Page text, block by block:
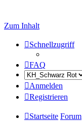
Zum Inhalt
Schnellzugriff
FAQ
Anmelden
Registrieren
Startseite Forum